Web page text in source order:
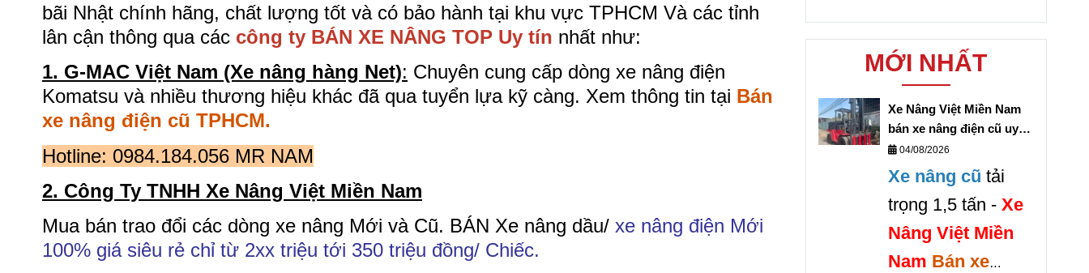
bãi Nhật chính hãng, chất lượng tốt và có bảo hành tại khu vực TPHCM Và các tỉnh
lân cận thông qua các công ty BÁN XE NÂNG TOP Uy tín nhất như:
1. G-MAC Việt Nam (Xe nâng hàng Net): Chuyên cung cấp dòng xe nâng điện
Komatsu và nhiều thương hiệu khác đã qua tuyển lựa kỹ càng. Xem thông tin tại Bán
xe nâng điện cũ TPHCM.
Hotline: 0984.184.056 MR NAM
2. Công Ty TNHH Xe Nâng Việt Miền Nam
Mua bán trao đổi các dòng xe nâng Mới và Cũ. BÁN Xe nâng dầu/ xe nâng điện Mới
100% giá siêu rẻ chỉ từ 2xx triệu tới 350 triệu đồng/ Chiếc.
MỚI NHẤT
Xe Nâng Việt Miền Nam
bán xe nâng điện cũ uy
tín giá rẻ
04/08/2026
Xe nâng cũ tải
trọng 1,5 tấn -Xe
Nâng Việt Miền
Nam Bán xe